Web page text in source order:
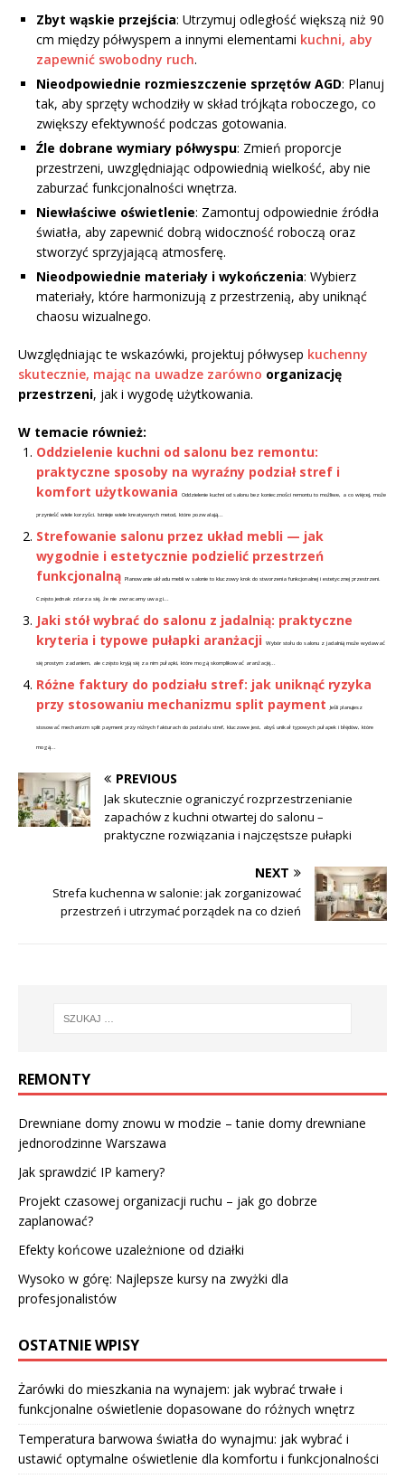
Zbyt wąskie przejścia: Utrzymuj odległość większą niż 90
cm między półwyspem a innymi elementami kuchni, aby
zapewnić swobodny ruch.
Nieodpowiednie rozmieszczenie sprzętów AGD: Planuj
tak, aby sprzęty wchodziły w skład trójkąta roboczego, co
zwiększy efektywność podczas gotowania.
Źle dobrane wymiary półwyspu: Zmień proporcje
przestrzeni, uwzględniając odpowiednią wielkość, aby nie
zaburzać funkcjonalności wnętrza.
Niewłaściwe oświetlenie: Zamontuj odpowiednie źródła
światła, aby zapewnić dobrą widoczność roboczą oraz
stworzyć sprzyjającą atmosferę.
Nieodpowiednie materiały i wykończenia: Wybierz
materiały, które harmonizują z przestrzenią, aby uniknąć
chaosu wizualnego.
Uwzględniając te wskazówki, projektuj półwysep kuchenny
skutecznie, mając na uwadze zarówno organizację
przestrzeni, jak i wygodę użytkowania.
W temacie również:
Oddzielenie kuchni od salonu bez remontu:
praktyczne sposoby na wyraźny podział stref i
komfort użytkowania
Oddzielenie kuchni od salonu bez konieczności remontu to możliwe, a co więcej, może
przynieść wiele korzyści. Istnieje wiele kreatywnych metod, które pozwalają...
Strefowanie salonu przez układ mebli — jak
wygodnie i estetycznie podzielić przestrzeń
funkcjonalną Planowanie układu mebli w salonie to kluczowy krok do stworzenia funkcjonalnej i estetycznej przestrzeni.
Często jednak zdarza się, że nie zwracamy uwagi...
Jaki stół wybrać do salonu z jadalnią: praktyczne
kryteria i typowe pułapki aranżacji
Wybór stołu do salonu z jadalnią może wydawać
się prostym zadaniem, ale często kryją się za nim pułapki, które mogą skomplikować aranżację...
Różne faktury do podziału stref: jak uniknąć ryzyka
przy stosowaniu mechanizmu split payment
Jeśli planujesz
stosować mechanizm split payment przy różnych fakturach do podziału stref, kluczowe jest, abyś unikał typowych pułapek i błędów, które
mogą...
PREVIOUS
Jak skutecznie ograniczyć rozprzestrzenianie
zapachów z kuchni otwartej do salonu –
praktyczne rozwiązania i najczęstsze pułapki
NEXT
Strefa kuchenna w salonie: jak zorganizować
przestrzeń i utrzymać porządek na co dzień
REMONTY
Drewniane domy znowu w modzie – tanie domy drewniane
jednorodzinne Warszawa
Jak sprawdzić IP kamery?
Projekt czasowej organizacji ruchu – jak go dobrze
zaplanować?
Efekty końcowe uzależnione od działki
Wysoko w górę: Najlepsze kursy na zwyżki dla
profesjonalistów
OSTATNIE WPISY
Żarówki do mieszkania na wynajem: jak wybrać trwałe i
funkcjonalne oświetlenie dopasowane do różnych wnętrz
Temperatura barwowa światła do wynajmu: jak wybrać i
ustawić optymalne oświetlenie dla komfortu i funkcjonalności